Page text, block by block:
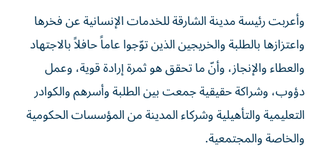
وأعربت رئيسة مدينة الشارقة للخدمات الإنسانية عن فخرها
واعتزازها بالطلبة والخريجين الذين توّجوا عاماً حافلاً بالاجتهاد
والعطاء والإنجاز، وأنّ ما تحقق هو ثمرة إرادة قوية، وعمل
دؤوب، وشراكة حقيقية جمعت بين الطلبة وأسرهم والكوادر
التعليمية والتأهيلية وشركاء المدينة من المؤسسات الحكومية
والخاصة والمجتمعية.